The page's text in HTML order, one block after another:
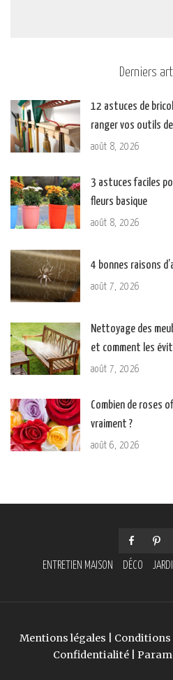
Derniers
12 astuces de
ranger vos outils
août 8, 2026
3 astuces faciles
fleurs basique
août 8, 2026
4 bonnes raisons
août 7, 2026
Nettoyage des
et comment les
août 7, 2026
Combien de roses
vraiment ?
août 6, 2026
ENTRETIEN MAISON DÉCO
Mentions légales
Confidentialité|